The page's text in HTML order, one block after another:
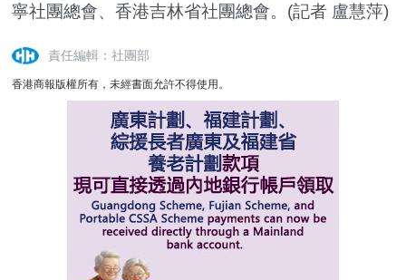
寧社團總會、香港吉林省社團總會。(記者 盧慧萍)
責任編輯：社團部
香港商報版權所有，未經書面允許不得使用。